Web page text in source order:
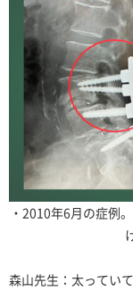
・2010年6月の症例
森山先生：太ってい